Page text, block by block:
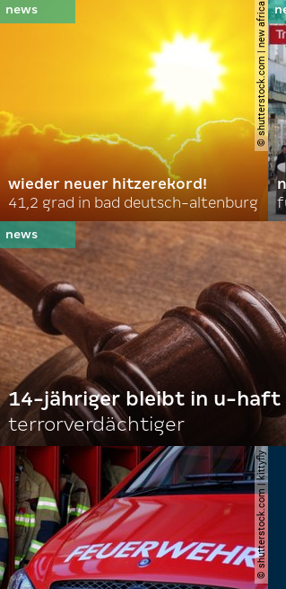
© shutterstock.com | new africa
wieder neuer hitzerekord!
41,2 grad in bad deutsch-altenburg
14-jähriger bleibt in u-haft
terrorverdächtiger
© shutterstock.com | kittyfly